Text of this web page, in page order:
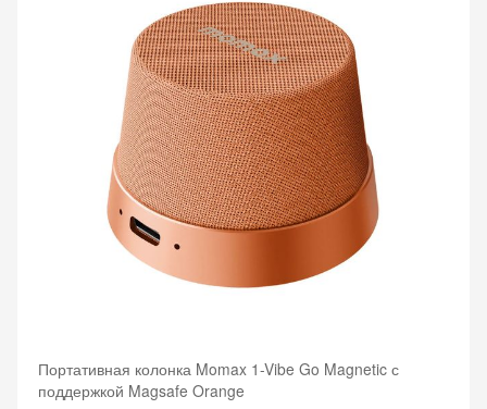
Портативная колонка Momax 1-Vibe Go Magnetic с
поддержкой Magsafe Orange